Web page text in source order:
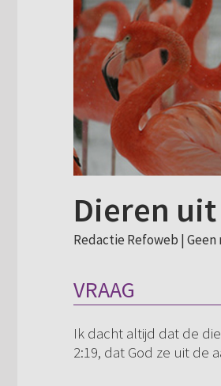
Dieren
Redactie Refoweb | Geen
VRAAG
Ik dacht altijd dat de
2:19, dat God ze uit de